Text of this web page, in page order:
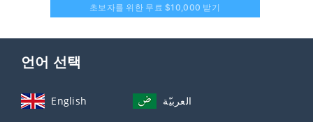
초보자를 위한 무료 $10,000 받기
언어 선택
English العربيّة